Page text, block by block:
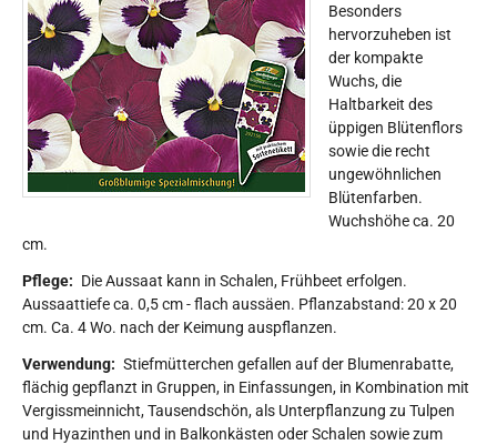
Besonders
hervorzuheben ist
der kompakte
Wuchs, die
Haltbarkeit des
üppigen Blütenflors
sowie die recht
ungewöhnlichen
Blütenfarben.
Wuchshöhe ca. 20
cm.
Pflege: Die Aussaat kann in Schalen, Frühbeet erfolgen.
Aussaattiefe ca. 0,5 cm - flach aussäen. Pflanzabstand: 20 x 20
cm. Ca. 4 Wo. nach der Keimung auspflanzen.
Verwendung: Stiefmütterchen gefallen auf der Blumenrabatte,
flächig gepflanzt in Gruppen, in Einfassungen, in Kombination mit
Vergissmeinnicht, Tausendschön, als Unterpflanzung zu Tulpen
und Hyazinthen und in Balkonkästen oder Schalen sowie zum